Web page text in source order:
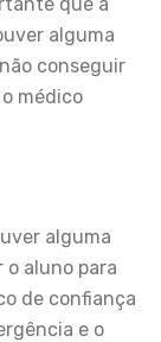
alguma
conseguir
médico
alguma
aluno para
de confiança
e o